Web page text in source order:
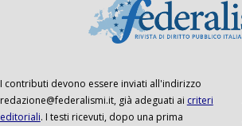
I contributi devono essere inviati all'indirizzo
redazione@federalismi.it, già adeguati ai criteri
editoriali. I testi ricevuti, dopo una prima